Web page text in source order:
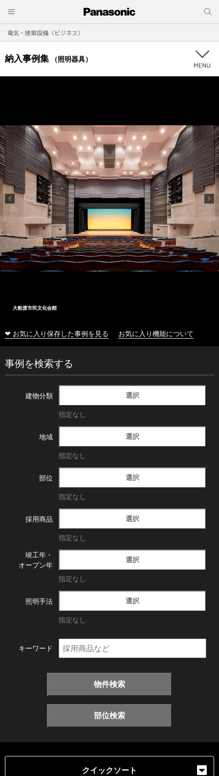
電気・建築設備（ビジネス）
納入事例集 （照明器具）
大船渡市民文化会館
❤ お気に入り保存した事例を見る お気に入り機能について
事例を検索する
建物分類 選択
指定なし
地域 選択
指定なし
部位 選択
指定なし
採用商品 選択
指定なし
竣工年・
オープン年
選択
指定なし
照明手法 選択
指定なし
キーワード
物件検索
部位検索
クイックソート